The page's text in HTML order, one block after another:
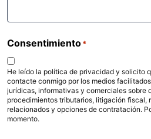
Consentimiento*
He leído la política de privacidad y solicito
contacte conmigo por los medios
jurídicas, informativas y comerciales sobre
procedimientos tributarios, litigación fiscal,
relacionados y opciones de contratación.
momento.